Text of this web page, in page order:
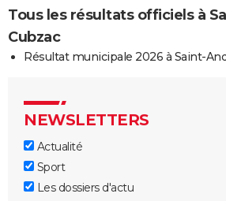
Tous les résultats officiels à
Cubzac
Résultat municipale 2026 à Saint-
NEWSLETTERS
Actualité
Sport
Les dossiers d'actu